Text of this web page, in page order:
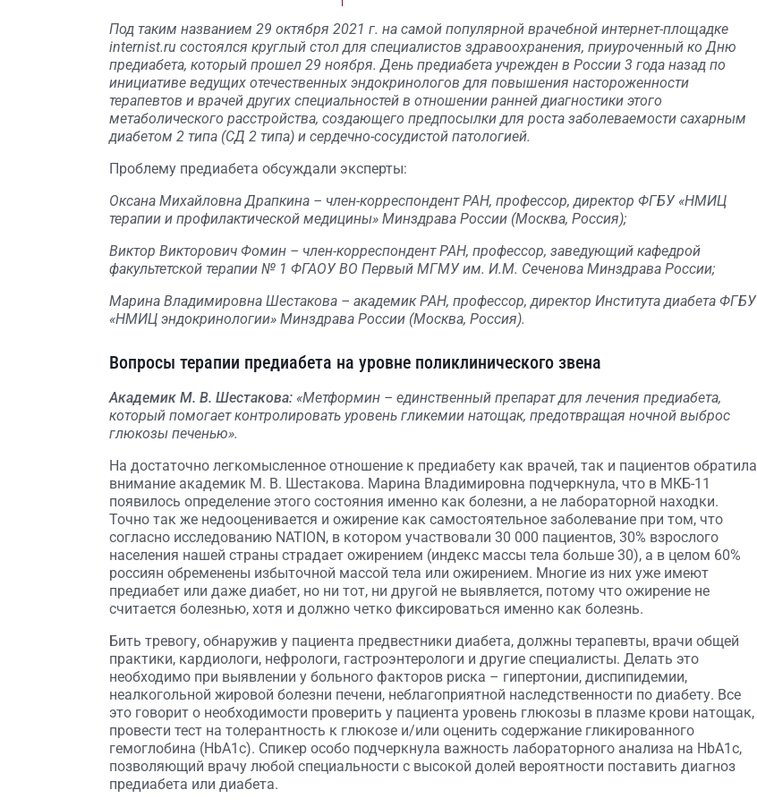
Под таким названием 29 октября 2021 г. на самой популярной врачебной интернет-площадке
internist.ru состоялся круглый стол для специалистов здравоохранения, приуроченный ко Дню
предиабета, который прошел 29 ноября. День предиабета учрежден в России 3 года назад по
инициативе ведущих отечественных эндокринологов для повышения настороженности
терапевтов и врачей других специальностей в отношении ранней диагностики этого
метаболического расстройства, создающего предпосылки для роста заболеваемости сахарным
диабетом 2 типа (СД 2 типа) и сердечно-сосудистой патологией.
Проблему предиабета обсуждали эксперты:
Оксана Михайловна Драпкина – член-корреспондент РАН, профессор, директор ФГБУ «НМИЦ
терапии и профилактической медицины» Минздрава России (Москва, Россия);
Виктор Викторович Фомин – член-корреспондент РАН, профессор, заведующий кафедрой
факультетской терапии № 1 ФГАОУ ВО Первый МГМУ им. И.М. Сеченова Минздрава России;
Марина Владимировна Шестакова – академик РАН, профессор, директор Института диабета ФГБУ
«НМИЦ эндокринологии» Минздрава России (Москва, Россия).
Вопросы терапии предиабета на уровне поликлинического звена
Академик М. В. Шестакова: «Метформин – единственный препарат для лечения предиабета,
который помогает контролировать уровень гликемии натощак, предотвращая ночной выброс
глюкозы печенью».
На достаточно легкомысленное отношение к предиабету как врачей, так и пациентов обратила
внимание академик М. В. Шестакова. Марина Владимировна подчеркнула, что в МКБ-11
появилось определение этого состояния именно как болезни, а не лабораторной находки.
Точно так же недооценивается и ожирение как самостоятельное заболевание при том, что
согласно исследованию NATION, в котором участвовали 30 000 пациентов, 30% взрослого
населения нашей страны страдает ожирением (индекс массы тела больше 30), а в целом 60%
россиян обременены избыточной массой тела или ожирением. Многие из них уже имеют
предиабет или даже диабет, но ни тот, ни другой не выявляется, потому что ожирение не
считается болезнью, хотя и должно четко фиксироваться именно как болезнь.
Бить тревогу, обнаружив у пациента предвестники диабета, должны терапевты, врачи общей
практики, кардиологи, нефрологи, гастроэнтерологи и другие специалисты. Делать это
необходимо при выявлении у больного факторов риска – гипертонии, диспипидемии,
неалкогольной жировой болезни печени, неблагоприятной наследственности по диабету. Все
это говорит о необходимости проверить у пациента уровень глюкозы в плазме крови натощак,
провести тест на толерантность к глюкозе и/или оценить содержание гликированного
гемоглобина (HbA1c). Спикер особо подчеркнула важность лабораторного анализа на HbA1c,
позволяющий врачу любой специальности с высокой долей вероятности поставить диагноз
предиабета или диабета.